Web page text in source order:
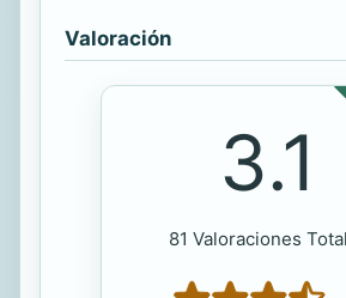
Valoración
3.1
81 Valoraciones